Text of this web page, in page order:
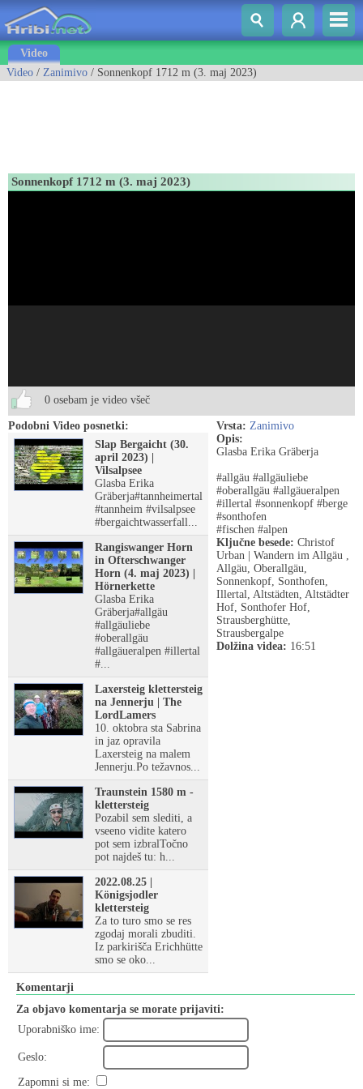
Video
Video / Zanimivo / Sonnenkopf 1712 m (3. maj 2023)
Sonnenkopf 1712 m (3. maj 2023)
0 osebam je video všeč
Podobni Video posnetki:
Slap Bergaicht (30.
april 2023) |
Vilsalpsee
Glasba Erika
Gräberja#tannheimertal
#tannheim #vilsalpsee
#bergaichtwasserfall...
Rangiswanger Horn
in Ofterschwanger
Horn (4. maj 2023) |
Hörnerkette
Glasba Erika
Gräberja#allgäu
#allgäuliebe
#oberallgäu
#allgäueralpen #illertal
#...
Laxersteig klettersteig
na Jennerju | The
LordLamers
10. oktobra sta Sabrina
in jaz opravila
Laxersteig na malem
Jennerju.Po težavnos...
Traunstein 1580 m -
klettersteig
Pozabil sem slediti, a
vseeno vidite katero
pot sem izbralTočno
pot najdeš tu: h...
2022.08.25 |
Königsjodler
klettersteig
Za to turo smo se res
zgodaj morali zbuditi.
Iz parkirišča Erichhütte
smo se oko...
Vrsta: Zanimivo
Opis:
Glasba Erika Gräberja
#allgäu #allgäuliebe
#oberallgäu #allgäueralpen
#illertal #sonnenkopf #berge
#sonthofen
#fischen #alpen
Ključne besede: Christof
Urban | Wandern im Allgäu ,
Allgäu, Oberallgäu,
Sonnenkopf, Sonthofen,
Illertal, Altstädten, Altstädter
Hof, Sonthofer Hof,
Strausberghütte,
Strausbergalpe
Dolžina videa: 16:51
Komentarji
Za objavo komentarja se morate prijaviti:
Uporabniško ime:
Geslo:
Zapomni si me: